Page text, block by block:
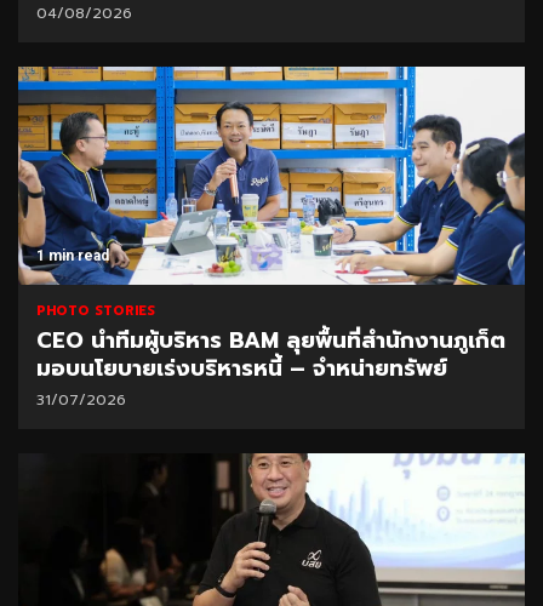
04/08/2026
1 min read
PHOTO STORIES
CEO นำทีมผู้บริหาร BAM ลุยพื้นที่สำนักงานภูเก็ต
มอบนโยบายเร่งบริหารหนี้ – จำหน่ายทรัพย์
31/07/2026